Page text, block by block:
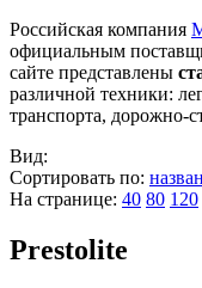
Российская компания
официальным
сайте представлены
различной техники:
транспорта, дорожно-
Вид:
Сортировать по:
На странице: 40 80 120
Prestolite